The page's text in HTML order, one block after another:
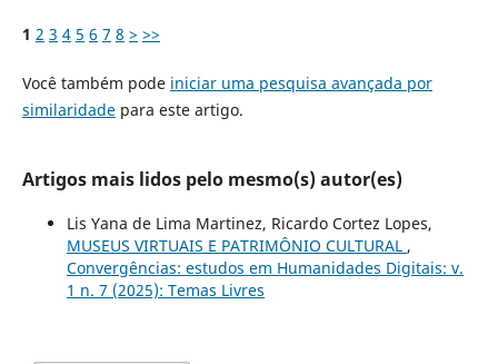
1 2 3 4 5 6 7 8 > >>
Você também pode iniciar uma pesquisa avançada por
similaridadepara este artigo.
Artigos mais lidos pelo mesmo(s) autor(es)
Lis Yana de Lima Martinez, Ricardo Cortez Lopes,
MUSEUS VIRTUAIS E PATRIMÔNIO CULTURAL ,
Convergências: estudos em Humanidades Digitais: v.
1 n. 7 (2025): Temas Livres